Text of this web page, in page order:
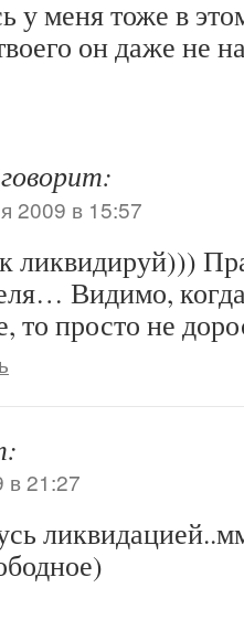
у меня тоже в
он даже не
говорит:
2009 в 15:57
ликвидируй)))
Видимо,
то просто не
в 21:27